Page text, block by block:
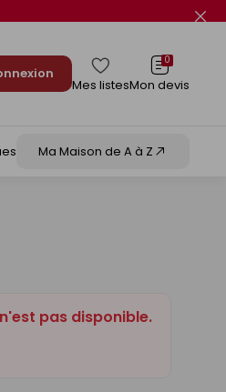
Mes listes
0
Mon devis
Ma Maison de A à Z
pas disponible.